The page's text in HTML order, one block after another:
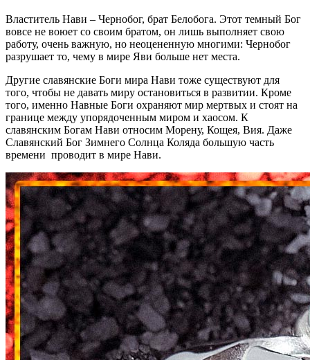
Властитель Нави – Чернобог, брат Белобога. Этот темный Бог
вовсе не воюет со своим братом, он лишь выполняет свою
работу, очень важную, но неоцененную многими: Чернобог
разрушает то, чему в мире Яви больше нет места.
Другие славянские Боги мира Нави тоже существуют для
того, чтобы не давать миру остановиться в развитии. Кроме
того, именно Навные Боги охраняют мир мертвых и стоят на
границе между упорядоченным миром и хаосом. К
славянским Богам Нави относим Морену, Кощея, Вия. Даже
Славянский Бог Зимнего Солнца Коляда большую часть
времени проводит в мире Нави.